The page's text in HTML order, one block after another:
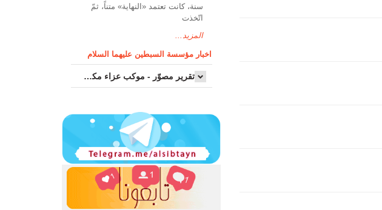
سنة، كانت تعتمد «النهاية» متناً، ثمّ
اتّخذت
المزيد...
اخبار مؤسسة السبطين عليهما السلام
تقرير مصوّر - موكب عزاء مکتب سماحة اية الله السيد مرتضى الموسوي الاصفهاني في يوم إستشهاد السيدة فاطم...